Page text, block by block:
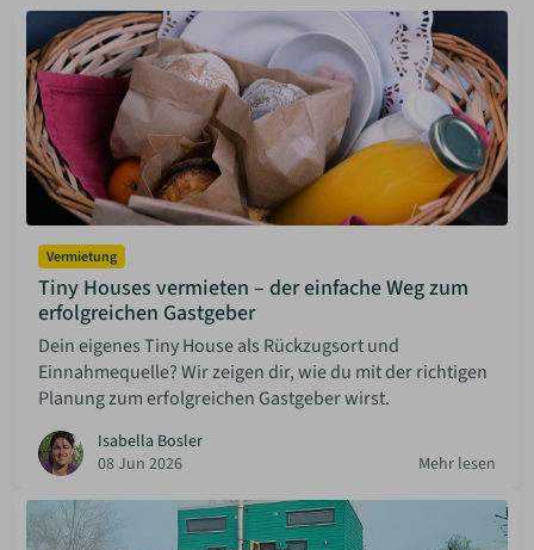
MERKLISTE
Anbietersuche
Autarkes Wohnen
Bauen Diy
Baugenehmigung
Community
Grundstücksuche
Haus & Garten
Planungstipps
Rechtliche Vorgaben
Vermietung
Vermietung
Tiny Houses vermieten – der einfache Weg zum
erfolgreichen Gastgeber
Dein eigenes Tiny House als Rückzugsort und
Einnahmequelle? Wir zeigen dir, wie du mit der richtigen
Planung zum erfolgreichen Gastgeber wirst.
Isabella Bosler
08 Jun 2026
Mehr lesen